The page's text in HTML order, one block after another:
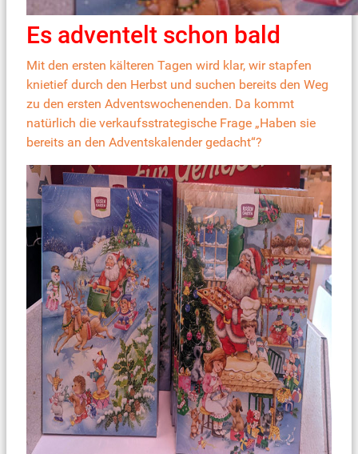
Es adventelt schon bald
Mit den ersten kälteren Tagen wird klar, wir stapfen
knietief durch den Herbst und suchen bereits den Weg
zu den ersten Adventswochenenden. Da kommt
natürlich die verkaufsstrategische Frage „Haben sie
bereits an den Adventskalendergedacht“?